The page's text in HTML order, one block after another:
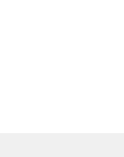
się w nowym oknie